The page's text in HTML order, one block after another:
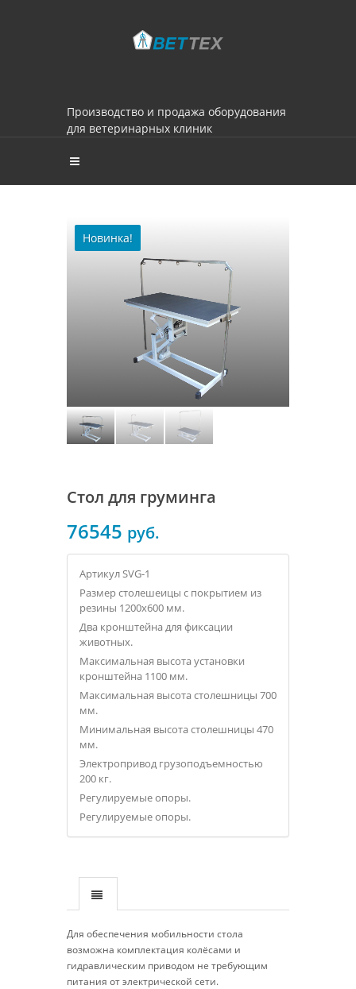
Производство и продажа оборудования
для ветеринарных клиник
Новинка!
Стол для груминга
76545 руб.
Артикул SVG-1
Размер столешеицы с покрытием из
резины 1200х600 мм.
Два кронштейна для фиксации
животных.
Максимальная высота установки
кронштейна 1100 мм.
Максимальная высота столешницы 700
мм.
Минимальная высота столешницы 470
мм.
Электропривод грузоподъемностью
200 кг.
Регулируемые опоры.
Регулируемые опоры.
Для обеспечения мобильности стола
возможна комплектация колёсами и
гидравлическим приводом не требующим
питания от электрической сети.